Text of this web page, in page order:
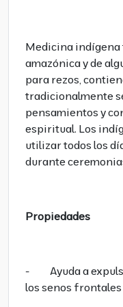
Medicina indígena
amazónica y de
para rezos,
tradicionalmente
pensamientos y
espiritual. Los
utilizar todos los
durante
Propiedades
- Ayuda a
los senos frontales